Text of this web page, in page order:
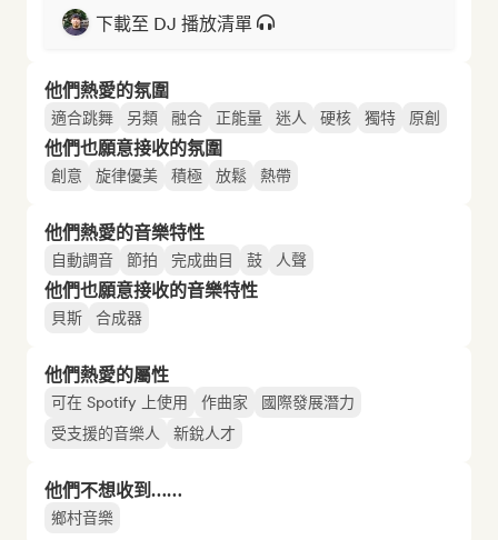
下載至 DJ 播放清單
他們熱愛的氛圍
適合跳舞 另類 融合 正能量 迷人 硬核 獨特 原創
他們也願意接收的氛圍
創意 旋律優美 積極 放鬆 熱帶
他們熱愛的音樂特性
自動調音 節拍 完成曲目 鼓 人聲
他們也願意接收的音樂特性
貝斯 合成器
他們熱愛的屬性
可在 Spotify 上使用 作曲家
國際發展潛力
受支援的音樂人
新銳人才
他們不想收到……
鄉村音樂